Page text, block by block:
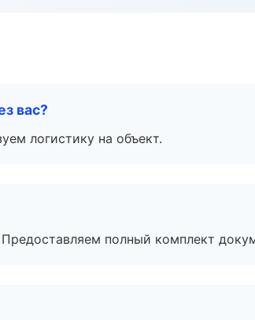
вас?
логистику на объект.
полный комплект